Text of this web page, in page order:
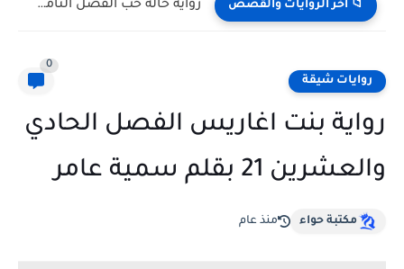
📁 آخر الروايات والقصص رواية حالة حب الفصل التاسع 9 بقلم مريم محمود
روايات شيقة
0
رواية بنت اغاريس الفصل الحادي
والعشرين 21 بقلم سمية عامر
مكتبة حواء منذ عام